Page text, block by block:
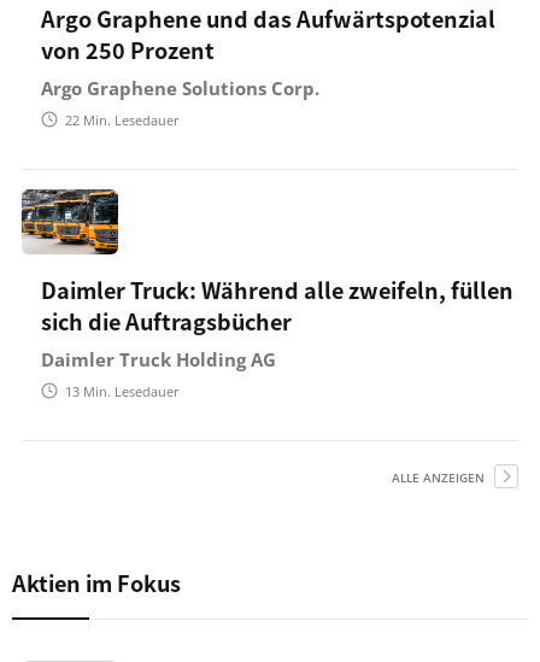
Argo Graphene und das Aufwärtspotenzial
von 250 Prozent
Argo Graphene Solutions Corp.
22 Min. Lesedauer
Daimler Truck: Während alle zweifeln, füllen
sich die Auftragsbücher
Daimler Truck Holding AG
13 Min. Lesedauer
ALLE ANZEIGEN
Aktien im Fokus